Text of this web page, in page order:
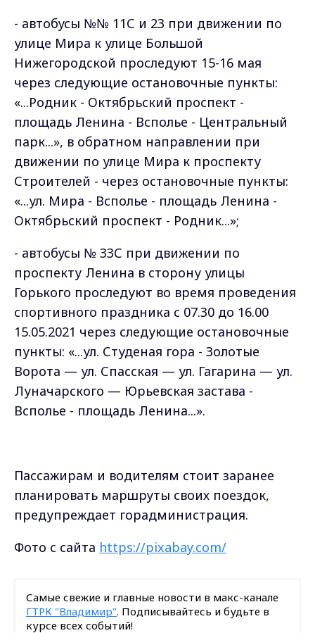
- автобусы №№ 11С и 23 при движении по
улице Мира к улице Большой
Нижегородской проследуют 15-16 мая
через следующие остановочные пункты:
«...Родник - Октябрьский проспект -
площадь Ленина - Всполье - Центральный
парк...», в обратном направлении при
движении по улице Мира к проспекту
Строителей - через остановочные пункты:
«...ул. Мира - Всполье - площадь Ленина -
Октябрьский проспект - Родник...»;
- автобусы № 33С при движении по
проспекту Ленина в сторону улицы
Горького проследуют во время проведения
спортивного праздника с 07.30 до 16.00
15.05.2021 через следующие остановочные
пункты: «...ул. Студеная гора - Золотые
Ворота — ул. Спасская — ул. Гагарина — ул.
Луначарского — Юрьевская застава -
Всполье - площадь Ленина...».
Пассажирам и водителям стоит заранее
планировать маршруты своих поездок,
предупреждает горадминистрация.
Фото с сайта https://pixabay.com/
Самые свежие и главные новости в макс-канале
ГТРК "Владимир". Подписывайтесь и будьте в
курсе всех событий!